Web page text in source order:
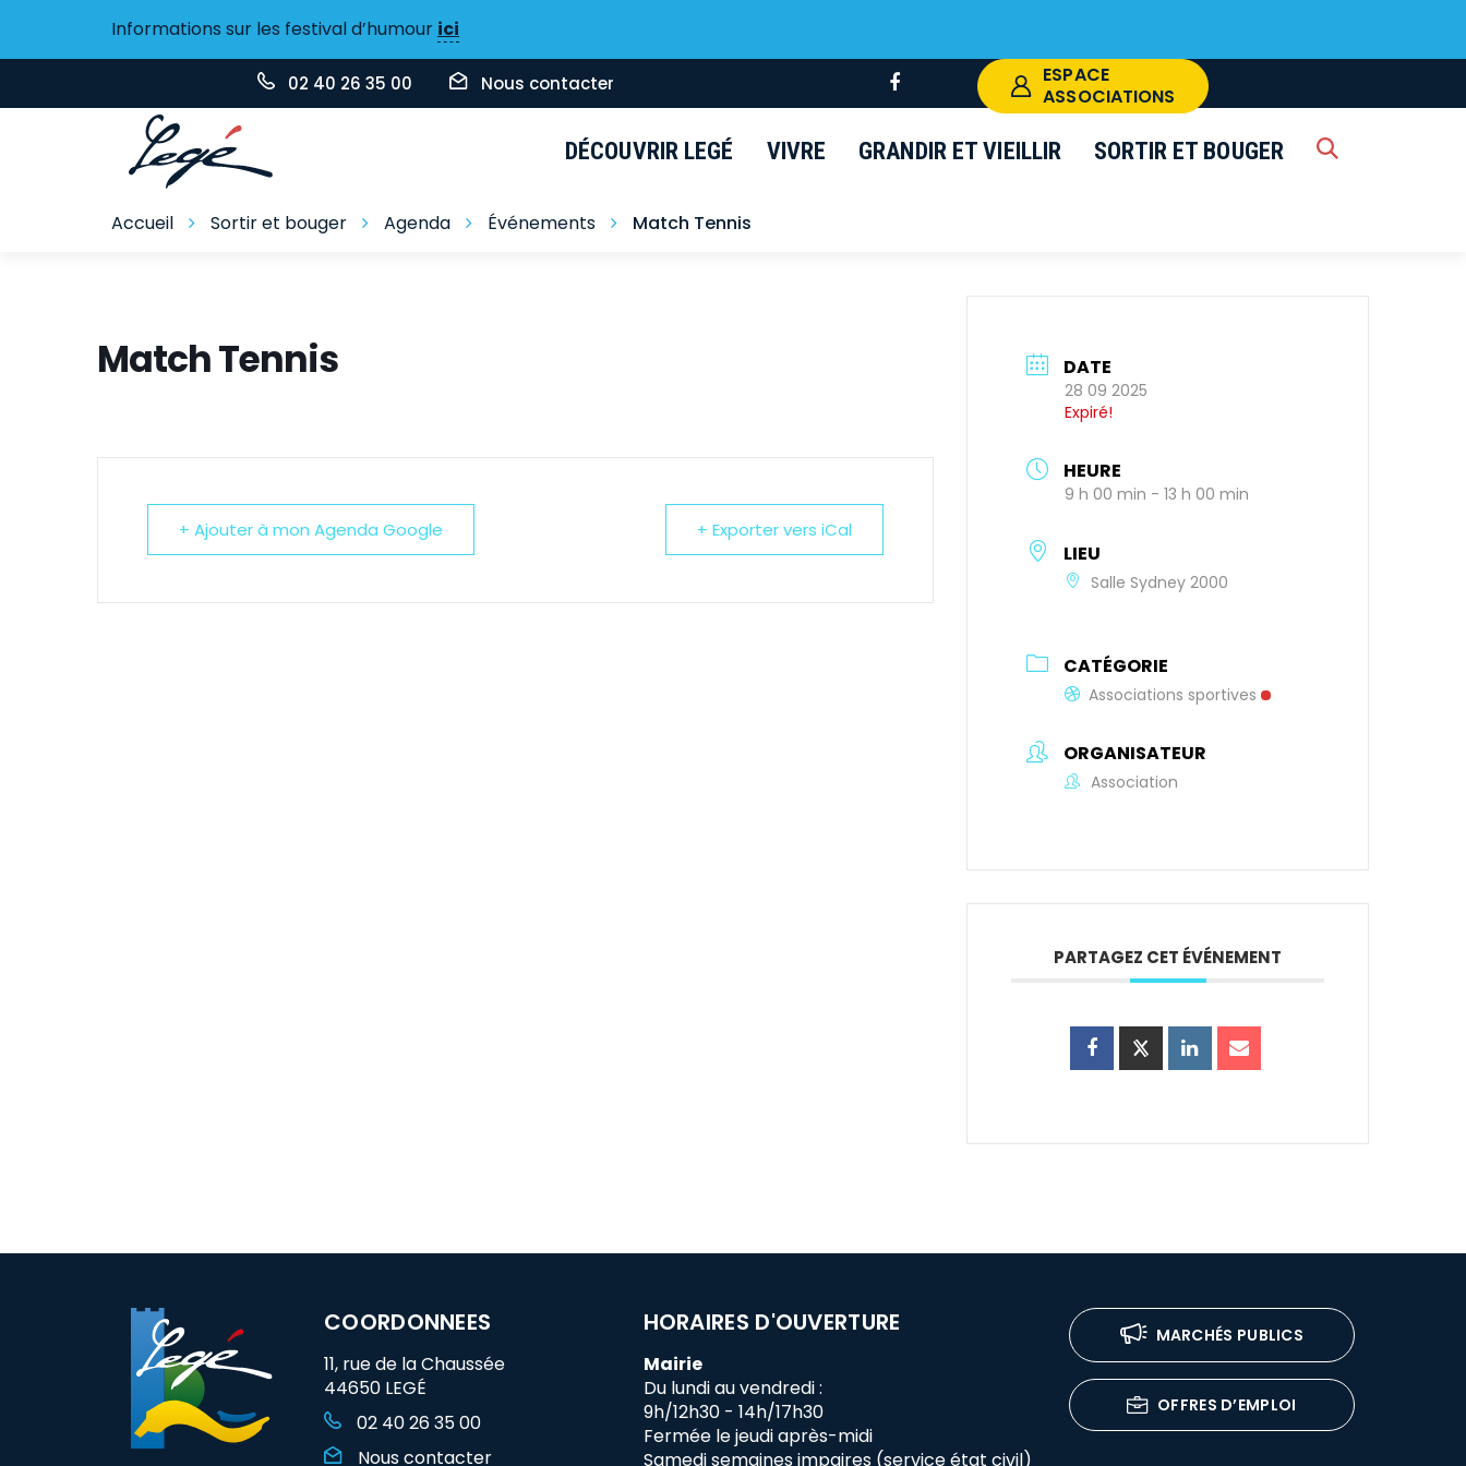
Informations sur les festival d’humour ici
02 40 26 35 00 Nous contacter
vers
compte
ESPACE
ASSOCIATIONS
DÉCOUVRIR LEGÉ VIVRE GRANDIR ET VIEILLIR SORTIR ET BOUGER RECHERCHE
Accueil Sortir et bouger Agenda Événements Match Tennis
Match Tennis
+ Ajouter à mon Agenda Google + Exporter vers iCal
DATE
28 09 2025
Expiré!
HEURE
9 h 00 min - 13 h 00 min
LIEU
Salle Sydney 2000
CATÉGORIE
Associations sportives
ORGANISATEUR
Association
PARTAGEZ CET ÉVÉNEMENT
COORDONNEES
11, rue de la Chaussée
44650 LEGÉ
02 40 26 35 00
Nous contacter
HORAIRES D'OUVERTURE
Mairie
Du lundi au vendredi :
9h/12h30 - 14h/17h30
Fermée le jeudi après-midi
Samedi semaines impaires (service état civil)
MARCHÉS PUBLICS
OFFRES D’EMPLOI